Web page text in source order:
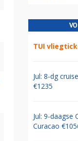
TUI
Jul: 8-dg
€1235
Jul: 9-daagse
Curacao